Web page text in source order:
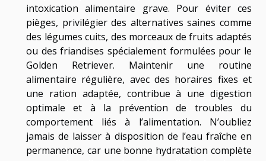
intoxication alimentaire grave. Pour éviter ces
pièges, privilégier des alternatives saines comme
des légumes cuits, des morceaux de fruits adaptés
ou des friandises spécialement formulées pour le
Golden Retriever. Maintenir une routine
alimentaire régulière, avec des horaires fixes et
une ration adaptée, contribue à une digestion
optimale et à la prévention de troubles du
comportement liés à l’alimentation. N’oubliez
jamais de laisser à disposition de l’eau fraîche en
permanence, car une bonne hydratation complète